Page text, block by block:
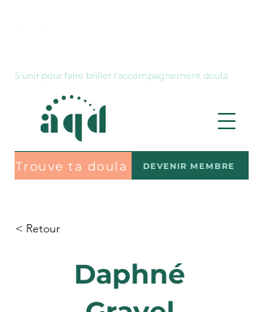
S'unir pour faire briller l'accompagnement doula
Trouve ta doula DEVENIR MEMBRE
< Retour
Daphné